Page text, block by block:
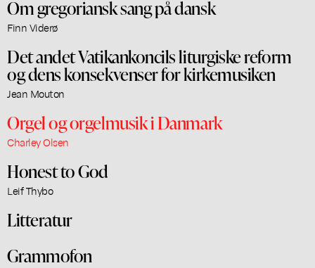
Om gregoriansk sang på dansk
Finn Viderø
Det andet Vatikankoncils liturgiske reform
og dens konsekvenser for kirkemusiken
Jean Mouton
Orgel og orgelmusik i Danmark
Charley Olsen
Honest to God
Leif Thybo
Litteratur
Grammofon